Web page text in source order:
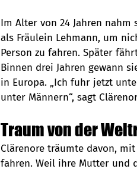
Im Alter von 24 Jahren
als Fräulein Lehmann, um
Person zu fahren. Später
Binnen drei Jahren gewann
in Europa. „Ich fuhr jetzt
unter Männern“, sagt
Traum von der
Clärenore träumte davon,
fahren. Weil ihre Mutter und